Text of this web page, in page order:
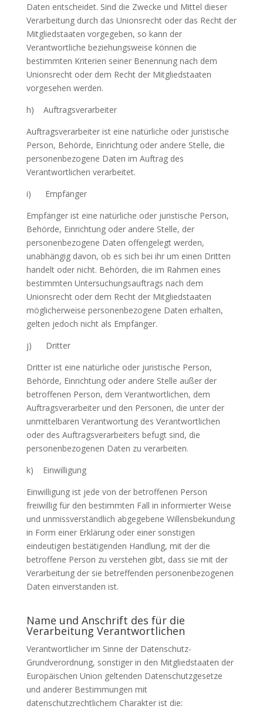
Daten entscheidet. Sind die Zwecke und Mittel dieser
Verarbeitung durch das Unionsrecht oder das Recht der
Mitgliedstaaten vorgegeben, so kann der
Verantwortliche beziehungsweise können die
bestimmten Kriterien seiner Benennung nach dem
Unionsrecht oder dem Recht der Mitgliedstaaten
vorgesehen werden.
h) Auftragsverarbeiter
Auftragsverarbeiter ist eine natürliche oder juristische
Person, Behörde, Einrichtung oder andere Stelle, die
personenbezogene Daten im Auftrag des
Verantwortlichen verarbeitet.
i) Empfänger
Empfänger ist eine natürliche oder juristische Person,
Behörde, Einrichtung oder andere Stelle, der
personenbezogene Daten offengelegt werden,
unabhängig davon, ob es sich bei ihr um einen Dritten
handelt oder nicht. Behörden, die im Rahmen eines
bestimmten Untersuchungsauftrags nach dem
Unionsrecht oder dem Recht der Mitgliedstaaten
möglicherweise personenbezogene Daten erhalten,
gelten jedoch nicht als Empfänger.
j) Dritter
Dritter ist eine natürliche oder juristische Person,
Behörde, Einrichtung oder andere Stelle außer der
betroffenen Person, dem Verantwortlichen, dem
Auftragsverarbeiter und den Personen, die unter der
unmittelbaren Verantwortung des Verantwortlichen
oder des Auftragsverarbeiters befugt sind, die
personenbezogenen Daten zu verarbeiten.
k) Einwilligung
Einwilligung ist jede von der betroffenen Person
freiwillig für den bestimmten Fall in informierter Weise
und unmissverständlich abgegebene Willensbekundung
in Form einer Erklärung oder einer sonstigen
eindeutigen bestätigenden Handlung, mit der die
betroffene Person zu verstehen gibt, dass sie mit der
Verarbeitung der sie betreffenden personenbezogenen
Daten einverstanden ist.
Name und Anschrift des für die
Verarbeitung Verantwortlichen
Verantwortlicher im Sinne der Datenschutz-
Grundverordnung, sonstiger in den Mitgliedstaaten der
Europäischen Union geltenden Datenschutzgesetze
und anderer Bestimmungen mit
datenschutzrechtlichem Charakter ist die: